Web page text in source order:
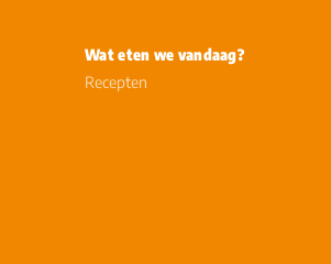
Wat eten we vandaag?
Recepten